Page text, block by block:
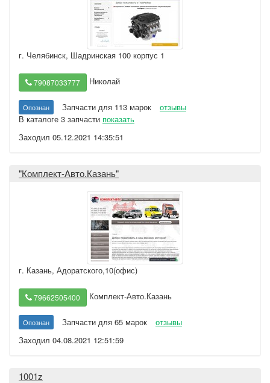
г. Челябинск, Шадринская 100 корпус 1
79087033777 Николай
Опознан Запчасти для 113 марок
отзывы
В каталоге 3 запчасти показать
Заходил 05.12.2021 14:35:51
"Комплект-Авто.Казань"
г. Казань, Адоратского,10(офис)
79662505400 Комплект-Авто.Казань
Опознан Запчасти для 65 марок
отзывы
Заходил 04.08.2021 12:51:59
1001z